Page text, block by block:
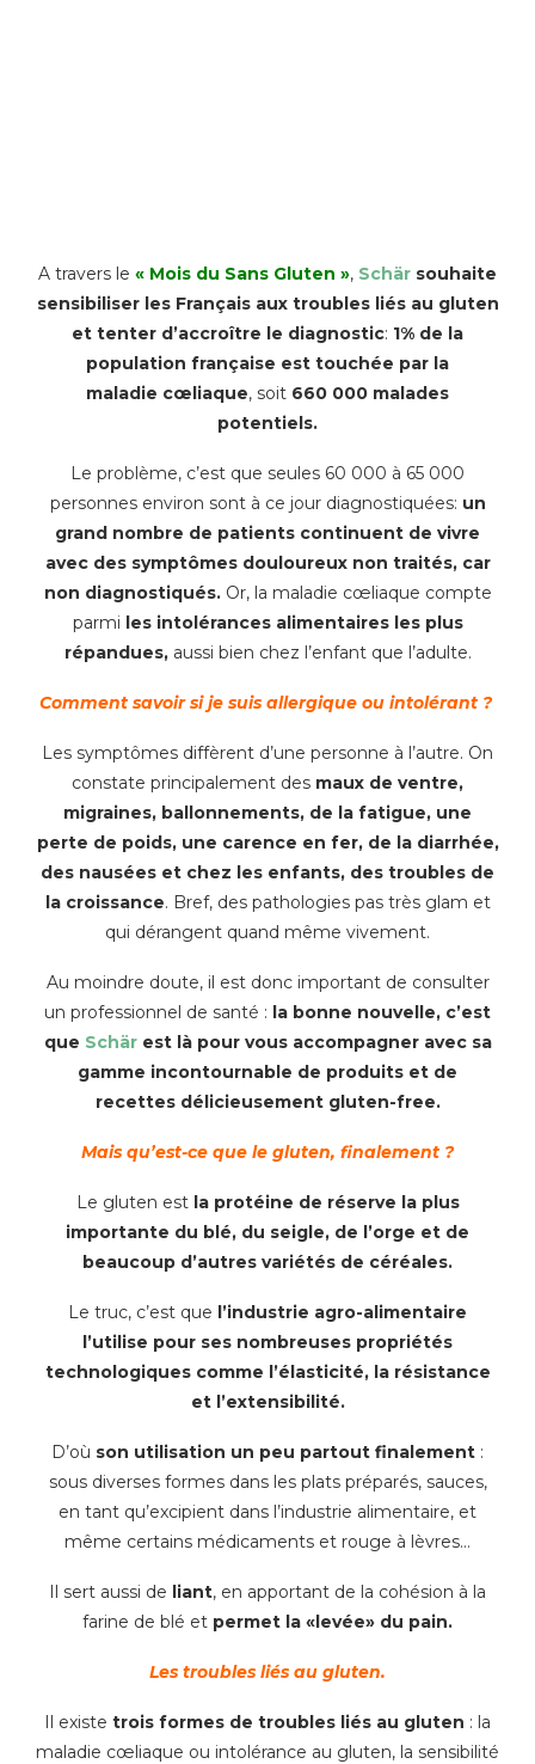
A travers le « Mois du Sans Gluten », Schär souhaite
sensibiliser les Français aux troubles liés au gluten
et tenter d’accroître le diagnostic: 1% de la
population française est touchée par la
maladie cœliaque, soit 660 000 malades
potentiels.
Le problème, c’est que seules 60 000 à 65 000
personnes environ sont à ce jour diagnostiquées: un
grand nombre de patients continuent de vivre
avec des symptômes douloureux non traités, car
non diagnostiqués.Or, la maladie cœliaque compte
parmi les intolérances alimentaires les plus
répandues,aussi bien chez l’enfant que l’adulte.
Comment savoir si je suis allergique ou intolérant ?
Les symptômes diffèrent d’une personne à l’autre. On
constate principalement des maux de ventre,
migraines, ballonnements, de la fatigue, une
perte de poids, une carence en fer, de la diarrhée,
des nausées et chez les enfants, des troubles de
la croissance. Bref, des pathologies pas très glam et
qui dérangent quand même vivement.
Au moindre doute, il est donc important de consulter
un professionnel de santé : la bonne nouvelle, c’est
que Schärest là pour vous accompagner avec sa
gamme incontournable de produits et de
recettes délicieusement gluten-free.
Mais qu’est-ce que le gluten, finalement ?
Le gluten est la protéine de réserve la plus
importante du blé, du seigle, de l’orge et de
beaucoup d’autres variétés de céréales.
Le truc, c’est que l’industrie agro-alimentaire
l’utilise pour ses nombreuses propriétés
technologiques comme l’élasticité, la résistance
et l’extensibilité.
D’où son utilisation un peu partout finalement :
sous diverses formes dans les plats préparés, sauces,
en tant qu’excipient dans l’industrie alimentaire, et
même certains médicaments et rouge à lèvres…
Il sert aussi de liant, en apportant de la cohésion à la
farine de blé et permet la «levée» du pain.
Les troubles liés au gluten.
Il existe trois formes de troubles liés au gluten : la
maladie cœliaque ou intolérance au gluten, la sensibilité